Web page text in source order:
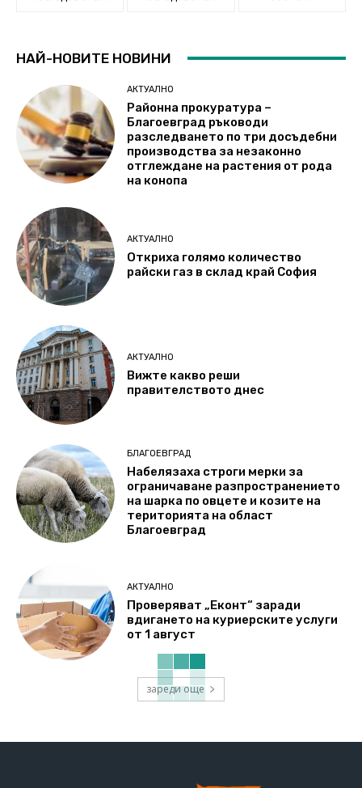
НАЙ-НОВИТЕ НОВИНИ
АКТУАЛНО
Районна прокуратура –
Благоевград ръководи
разследването по три досъдебни
производства за незаконно
отглеждане на растения от рода
на конопа
АКТУАЛНО
Откриха голямо количество
райски газ в склад край София
АКТУАЛНО
Вижте какво реши
правителството днес
БЛАГОЕВГРАД
Набелязаха строги мерки за
ограничаване разпространението
на шарка по овцете и козите на
територията на област
Благоевград
АКТУАЛНО
Проверяват „Еконт“ заради
вдигането на куриерските услуги
от 1 август
зареди още